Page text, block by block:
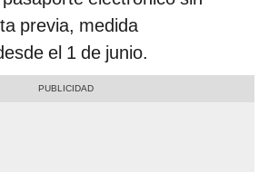
previa, medida
el 1 de junio.